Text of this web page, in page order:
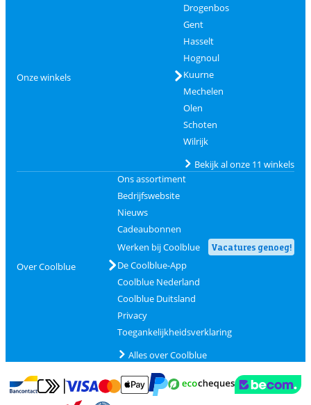
Onze winkels
Drogenbos
Gent
Hasselt
Hognoul
Kuurne
Mechelen
Olen
Schoten
Wilrijk
Bekijk al onze 11 winkels
Over Coolblue
Ons assortiment
Bedrijfswebsite
Nieuws
Cadeaubonnen
Werken bij Coolblue
Vacatures genoeg!
De Coolblue-App
Coolblue Nederland
Coolblue Duitsland
Privacy
Toegankelijkheidsverklaring
Alles over Coolblue
Betalen met MasterCard en Visa via ClickToPay